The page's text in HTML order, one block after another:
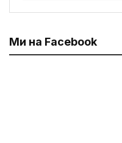
Ми на Facebook